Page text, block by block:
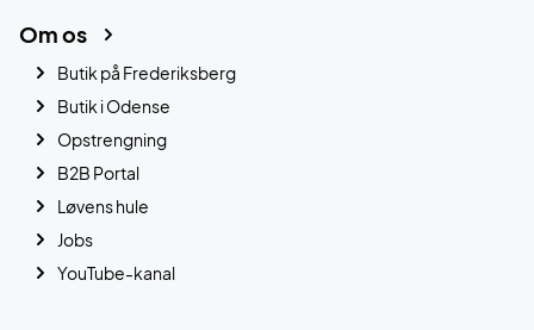
Om os
Butik på Frederiksberg
Butik i Odense
Opstrengning
B2B Portal
Løvens hule
Jobs
YouTube-kanal